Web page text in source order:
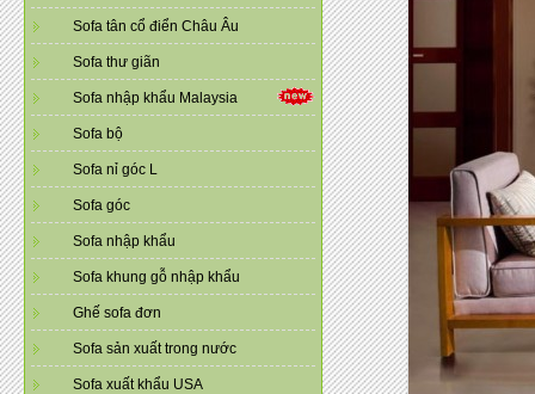
Sofa tân cổ điển Châu Âu
Sofa thư giãn
Sofa nhập khẩu Malaysia
Sofa bộ
Sofa nỉ góc L
Sofa góc
Sofa nhập khẩu
Sofa khung gỗ nhập khẩu
Ghế sofa đơn
Sofa sản xuất trong nước
Sofa xuất khẩu USA